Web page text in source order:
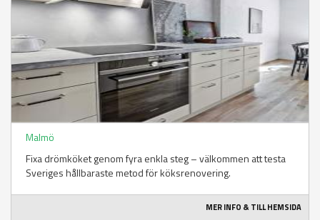
Malmö
Fixa drömköket genom fyra enkla steg – välkommen att testa
Sveriges hållbaraste metod för köksrenovering.
MER INFO & TILL HEMSIDA